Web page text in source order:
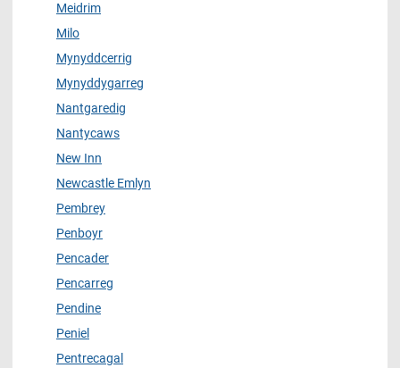
Meidrim
Milo
Mynyddcerrig
Mynyddygarreg
Nantgaredig
Nantycaws
New Inn
Newcastle Emlyn
Pembrey
Penboyr
Pencader
Pencarreg
Pendine
Peniel
Pentrecagal